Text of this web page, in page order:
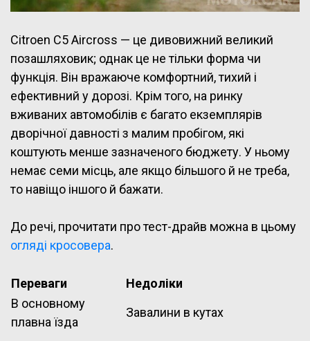
Citroen C5 Aircross — це дивовижний великий
позашляховик; однак це не тільки форма чи
функція. Він вражаюче комфортний, тихий і
ефективний у дорозі. Крім того, на ринку
вживаних автомобілів є багато екземплярів
дворічної давності з малим пробігом, які
коштують менше зазначеного бюджету. У ньому
немає семи місць, але якщо більшого й не треба,
то навіщо іншого й бажати.
До речі, прочитати про тест-драйв можна в цьому
огляді кросовера.
Переваги
Недоліки
В основному
плавна їзда
Завалини в кутах